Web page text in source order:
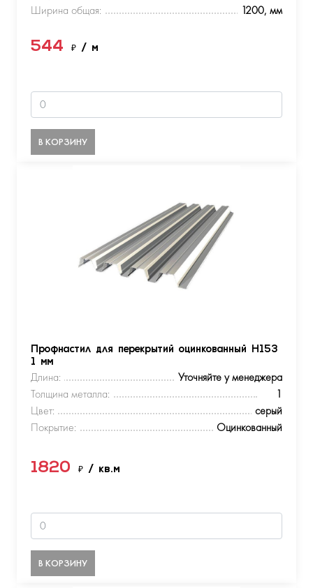
Ширина общая:
1200, мм
544 ₽ / м
В КОРЗИНУ
Профнастил для перекрытий оцинкованный Н153
1 мм
Длина:
Уточняйте у менеджера
Толщина металла:
1
Цвет:
серый
Покрытие:
Оцинкованный
1820 ₽ / кв.м
В КОРЗИНУ